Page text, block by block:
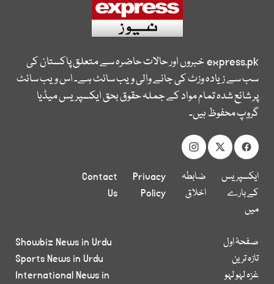
express.pkخبروں اور حالات حاضرہ سے متعلق پاکستان کی
سب سے زیادہ وزٹ کی جانے والی ویب سائٹ ہے۔ اس ویب سائٹ
پر شائع شدہ تمام مواد کے جملہ حقوق بحق ایکسپریس میڈیا
گروپ محفوظ ہیں۔
ایکسپریس
کے بارے
میں
ضابطہ
اخلاق
Privacy
Policy
Contact
Us
صفحۂ اول
تازہ ترین
غزہ لہو لہو
Showbiz News in Urdu
Sports News in Urdu
International News in